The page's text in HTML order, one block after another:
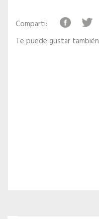
Comparti:
Te puede gustar también